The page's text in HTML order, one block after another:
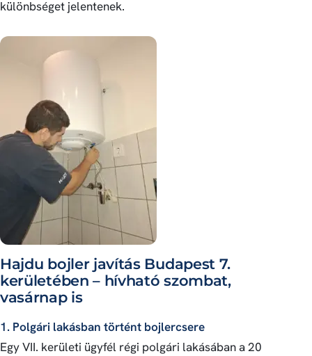
különbséget jelentenek.
Hajdu bojler javítás Budapest 7.
kerületében – hívható szombat,
vasárnap is
1. Polgári lakásban történt bojlercsere
Egy VII. kerületi ügyfél régi polgári lakásában a 20